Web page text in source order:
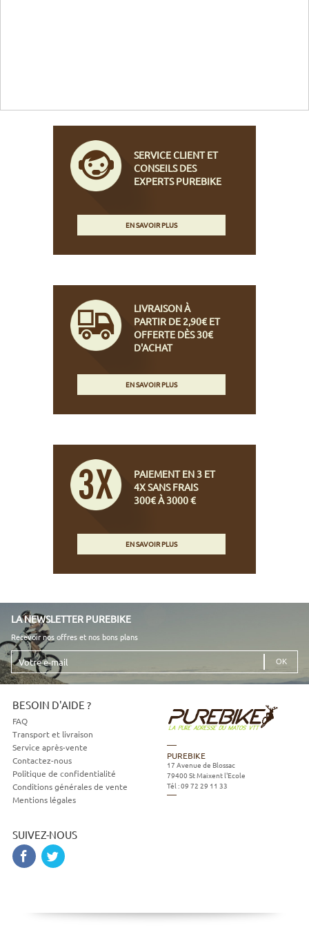
SERVICE CLIENT ET
CONSEILS DES
EXPERTS PUREBIKE
EN SAVOIR PLUS
LIVRAISON À
PARTIR DE 2,90€ ET
OFFERTE DÈS 30€
D'ACHAT
EN SAVOIR PLUS
PAIEMENT EN 3 ET
4X SANS FRAIS
300€ À 3000 €
EN SAVOIR PLUS
LA NEWSLETTER PUREBIKE
Recevoir nos offres et nos bons plans
Votre
e-
mail
BESOIN D'AIDE ?
FAQ
Transport et livraison
Service après-vente
Contactez-nous
Politique de confidentialité
Conditions générales de vente
Mentions légales
SUIVEZ-NOUS
PUREBIKE
17 Avenue de Blossac
79400 St Maixent l'Ecole
Tél :09 72 29 11 33